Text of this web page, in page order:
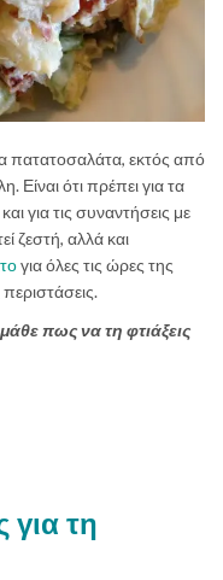
πατατοσαλάτα, εκτός από
Είναι ότι πρέπει για τα
για τις συναντήσεις με
ζεστή, αλλά και
για όλες τις ώρες της
πως να τη φτιάξεις
για τη